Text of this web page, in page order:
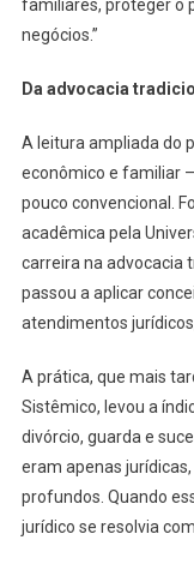
familiares, proteger o
negócios.”
Da advocacia
A leitura ampliada do
econômico e familiar
pouco convencional.
acadêmica pela
carreira na advocacia
passou a aplicar
atendimentos
A prática, que mais
Sistêmico, levou a
divórcio, guarda e
eram apenas
profundos. Quando
jurídico se resolvia